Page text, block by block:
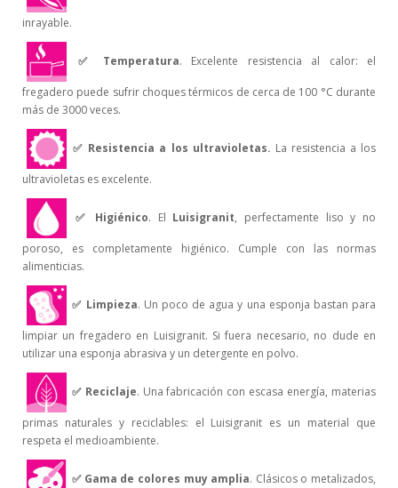
inrayable.
✅ Temperatura. Excelente resistencia al calor: el
fregadero puede sufrir choques térmicos de cerca de 100 °C durante
más de 3000 veces.
✅ Resistencia a los ultravioletas. La resistencia a los
ultravioletas es excelente.
✅ Higiénico. El Luisigranit, perfectamente liso y no
poroso, es completamente higiénico. Cumple con las normas
alimenticias.
✅ Limpieza. Un poco de agua y una esponja bastan para
limpiar un fregadero en Luisigranit. Si fuera necesario, no dude en
utilizar una esponja abrasiva y un detergente en polvo.
✅Reciclaje. Una fabricación con escasa energía, materias
primas naturales y reciclables: el Luisigranit es un material que
respeta el medioambiente.
✅Gama de colores muy amplia. Clásicos o metalizados,